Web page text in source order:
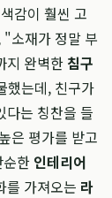
감이 훨씬 고
소재가 정말 부
지 완벽한 침구
했는데, 친구가
다는 칭찬을 들
은 평가를 받고
한 인테리어
를 가져오는 라